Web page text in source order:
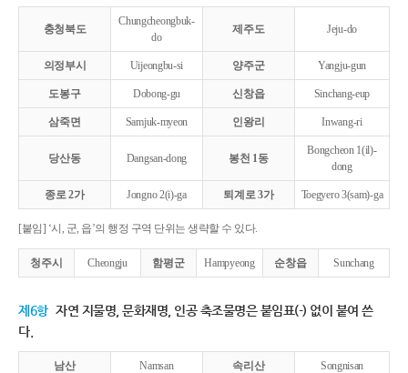
충청북도
Chungcheongbuk-
do
제주도 Jeju-do
의정부시 Uijeongbu-si 양주군 Yangju-gun
도봉구 Dobong-gu 신창읍 Sinchang-eup
삼죽면 Samjuk-myeon 인왕리 Inwang-ri
당산동 Dangsan-dong 봉천 1동
Bongcheon 1(il)-
dong
종로 2가 Jongno 2(i)-ga 퇴계로 3가 Toegyero 3(sam)-ga
[붙임] ‘시, 군, 읍’의 행정 구역 단위는 생략할 수 있다.
청주시 Cheongju 함평군 Hampyeong 순창읍 Sunchang
제6항 자연 지물명, 문화재명, 인공 축조물명은 붙임표(-) 없이 붙여 쓴
다.
남산 Namsan 속리산 Songnisan